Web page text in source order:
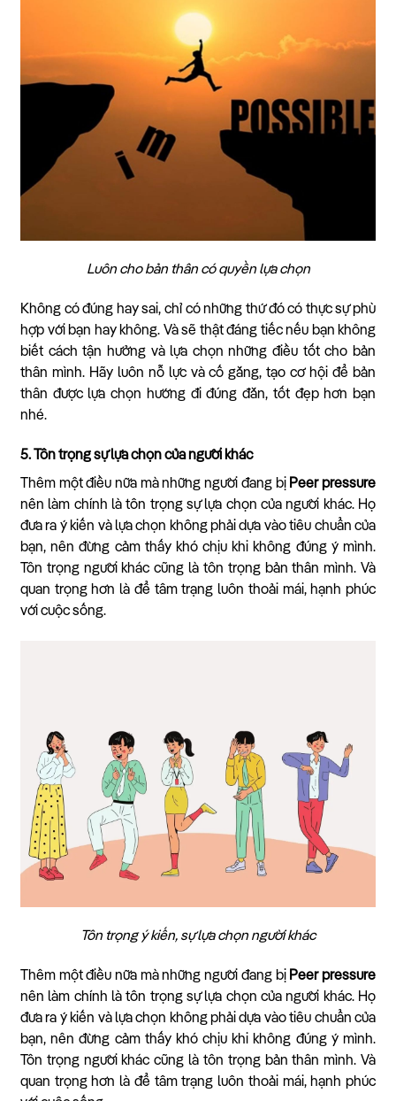
Luôn cho bản thân có quyền lựa chọn
Không có đúng hay sai, chỉ có những thứ đó có thực sự phù
hợp với bạn hay không. Và sẽ thật đáng tiếc nếu bạn không
biết cách tận hưởng và lựa chọn những điều tốt cho bản
thân mình. Hãy luôn nỗ lực và cố gắng, tạo cơ hội để bản
thân được lựa chọn hướng đi đúng đắn, tốt đẹp hơn bạn
nhé.
5. Tôn trọng sự lựa chọn của người khác
Thêm một điều nữa mà những người đang bị Peer pressure
nên làm chính là tôn trọng sự lựa chọn của người khác. Họ
đưa ra ý kiến và lựa chọn không phải dựa vào tiêu chuẩn của
bạn, nên đừng cảm thấy khó chịu khi không đúng ý mình.
Tôn trọng người khác cũng là tôn trọng bản thân mình. Và
quan trọng hơn là để tâm trạng luôn thoải mái, hạnh phúc
với cuộc sống.
Tôn trọng ý kiến, sự lựa chọn người khác
Thêm một điều nữa mà những người đang bị Peer pressure
nên làm chính là tôn trọng sự lựa chọn của người khác. Họ
đưa ra ý kiến và lựa chọn không phải dựa vào tiêu chuẩn của
bạn, nên đừng cảm thấy khó chịu khi không đúng ý mình.
Tôn trọng người khác cũng là tôn trọng bản thân mình. Và
quan trọng hơn là để tâm trạng luôn thoải mái, hạnh phúc